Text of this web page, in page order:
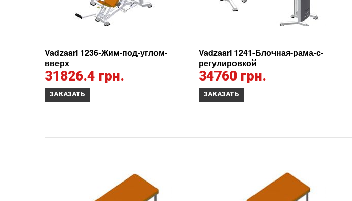
Vadzaari 1236-Жим-под-углом-
вверх
31826.4 грн.
ЗАКАЗАТЬ
Vadzaari 1241-Блочная-рама-с-
регулировкой
34760 грн.
ЗАКАЗАТЬ